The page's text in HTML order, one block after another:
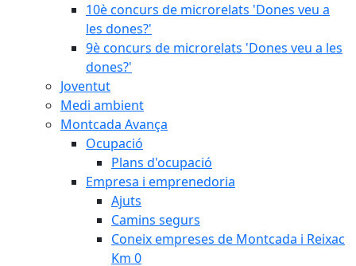
10è concurs de microrelats 'Dones veu a
les dones?'
9è concurs de microrelats 'Dones veu a les
dones?'
Joventut
Medi ambient
Montcada Avança
Ocupació
Plans d'ocupació
Empresa i emprenedoria
Ajuts
Camins segurs
Coneix empreses de Montcada i Reixac
Km 0